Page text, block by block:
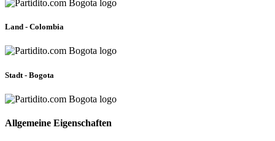
Land - Colombia
Stadt - Bogota
Allgemeine Eigenschaften